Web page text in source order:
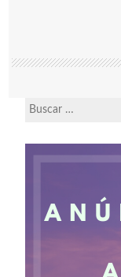
Buscar...